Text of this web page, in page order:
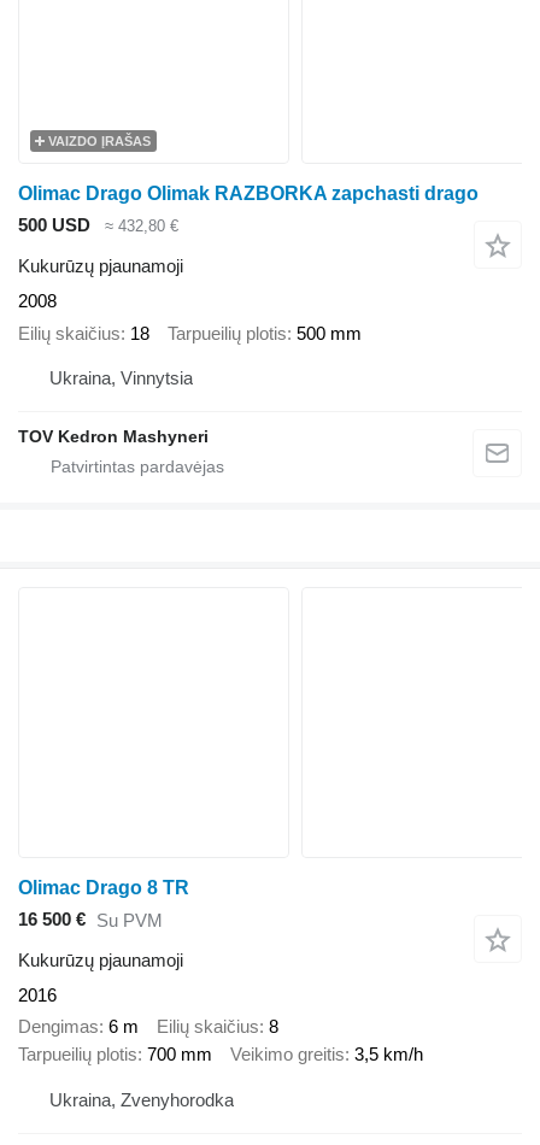
VAIZDO ĮRAŠAS
Olimac Drago Olimak RAZBORKA zapchasti drago
500 USD
≈ 432,80 €
Kukurūzų pjaunamoji
2008
Eilių skaičius 18 Tarpueilių plotis 500 mm
Ukraina, Vinnytsia
TOV Kedron Mashyneri
Olimac Drago 8 TR
16 500 € Su PVM
Kukurūzų pjaunamoji
2016
Dengimas 6 m Eilių skaičius 8
Tarpueilių plotis 700 mm Veikimo greitis 3,5 km/h
Ukraina, Zvenyhorodka